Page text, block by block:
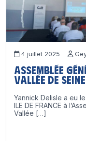
4 juillet 2025
Assemblée
Vallée de Seine
Yannick Delisle a eu
ILE DE FRANCE à
Vallée […]